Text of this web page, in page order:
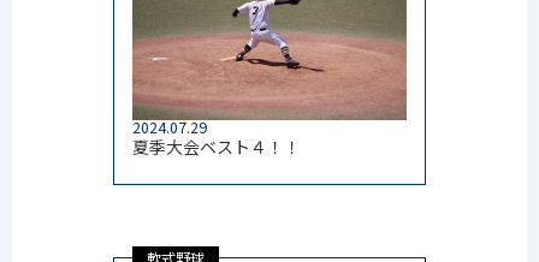
2024.07.29
夏季大会ベスト４！！